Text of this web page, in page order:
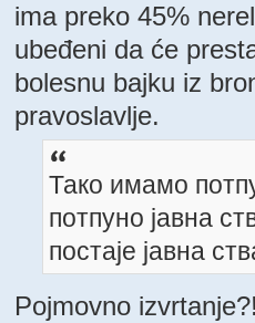
ima preko 45%
ubeđeni da će
bolesnu bajku iz
pravoslavlje.
Тако имамо
потпуно јавна
постаје јавна
Pojmovno